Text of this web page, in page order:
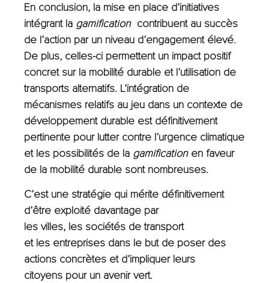
En conclusion, la mise en place d’initiatives
intégrant la gamification contribuent au succès
de l’action par un niveau d’engagement élevé.
De plus, celles-ci permettent un impact positif
concret sur la mobilité durable et l’utilisation de
transports alternatifs. L’intégration de
mécanismes relatifs au jeu dans un contexte de
développement durable est définitivement
pertinente pour lutter contre l’urgence climatique
et les possibilités de la gamificationen faveur
de la mobilité durable sont nombreuses.
C’est une stratégie qui mérite définitivement
d’être exploité davantage par
les villes, les sociétés de transport
et les entreprises dans le but de poser des
actions concrètes et d’impliquer leurs
citoyens pour un avenir vert.